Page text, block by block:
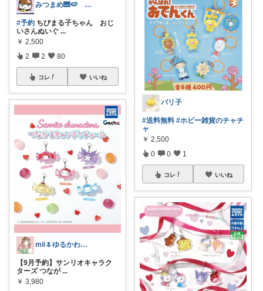
みつまめ🎹🍉 8/9ゆっくりです🙏
#予約 ちびまる子ちゃん おじ
いさんぬいぐ ...
￥ 2,500
2 2 80
コレ いいね
mii🌷ゆるかわアイテム探し🔍🫧
【9月予約】サンリオキャラク
ターズ つなが ...
￥ 3,980
バリ子
#送料無料 #ホビー雑貨のチャチ
ャ
￥ 2,500
0 0 1
コレ いいね